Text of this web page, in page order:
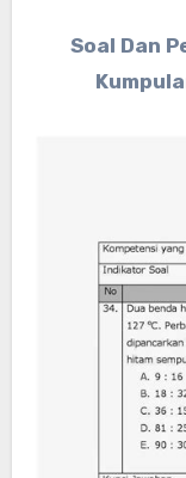
Soal Dan